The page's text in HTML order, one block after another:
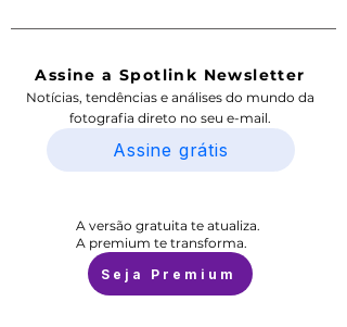
Assine a Spotlink Newsletter
Notícias, tendências e análises do mundo da
fotografia direto no seu e-mail.
Assine grátis
A versão gratuita te atualiza.
A premium te transforma.
Seja Premium